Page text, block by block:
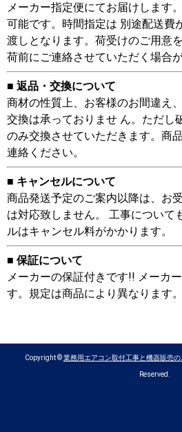
メーカー指定便にてお届けします
可能です。時間指定は 別途配送費
渡しとなります。荷受けのご用意
荷前にご連絡させていただく場合
■ 返品・交換について
商材の性質上、お客様のお間違え
交換は承っておりませ ん。ただし
のみ交換させていただきます。商
連絡ください。
■ キャンセルについて
商品発送予定のご案内以降は、お
は対応致しません。 工事について
ルはキャンセル料がかかります。
■ 保証について
メーカーの保証付きです!! メーカ
す。規定は商品により異なります。
Copyright ©業務用エアコン取付工事と機器販売
Reserved.